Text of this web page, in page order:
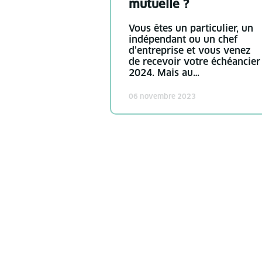
mutuelle ?
Vous êtes un particulier, un
indépendant ou un chef
d’entreprise et vous venez
de recevoir votre échéancier
2024. Mais au…
06 novembre 2023